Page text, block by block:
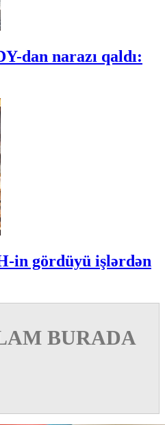
dan narazı qaldı:
in gördüyü işlərdən
BURADA